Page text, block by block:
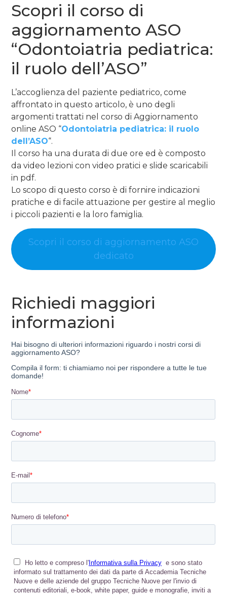
Scopri il corso di
aggiornamento ASO
“Odontoiatria pediatrica:
il ruolo dell’ASO”
L’accoglienza del paziente pediatrico, come
affrontato in questo articolo, è uno degli
argomenti trattati nel corso di Aggiornamento
online ASO “Odontoiatria pediatrica: il ruolo
dell’ASO“.
Il corso ha una durata di due ore ed è composto
da video lezioni con video pratici e slide scaricabili
in pdf.
Lo scopo di questo corso è di fornire indicazioni
pratiche e di facile attuazione per gestire al meglio
i piccoli pazienti e la loro famiglia.
Scopri il corso di aggiornamento ASO
dedicato
Richiedi maggiori
informazioni